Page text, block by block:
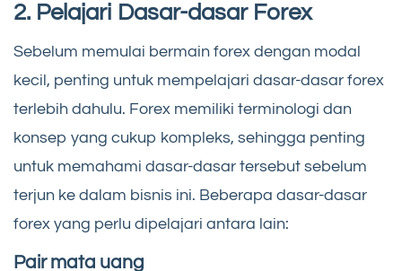
2. Pelajari Dasar-dasar Forex
Sebelum memulai bermain forex dengan modal
kecil, penting untuk mempelajari dasar-dasar forex
terlebih dahulu. Forex memiliki terminologi dan
konsep yang cukup kompleks, sehingga penting
untuk memahami dasar-dasar tersebut sebelum
terjun ke dalam bisnis ini. Beberapa dasar-dasar
forex yang perlu dipelajari antara lain:
Pair mata uang